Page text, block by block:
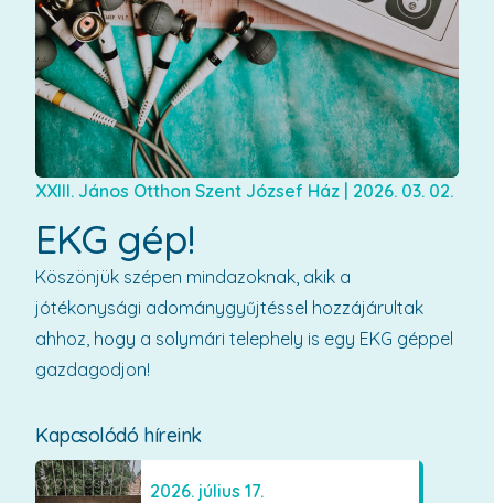
Kapcsolódó híreink
2026. július 17.
XXIII. János Otthon Szent József Ház 2026. 03. 02.
EKG gép!
Köszönjük szépen mindazoknak, akik a
jótékonysági adománygyűjtéssel hozzájárultak
ahhoz, hogy a solymári telephely is egy EKG géppel
gazdagodjon!